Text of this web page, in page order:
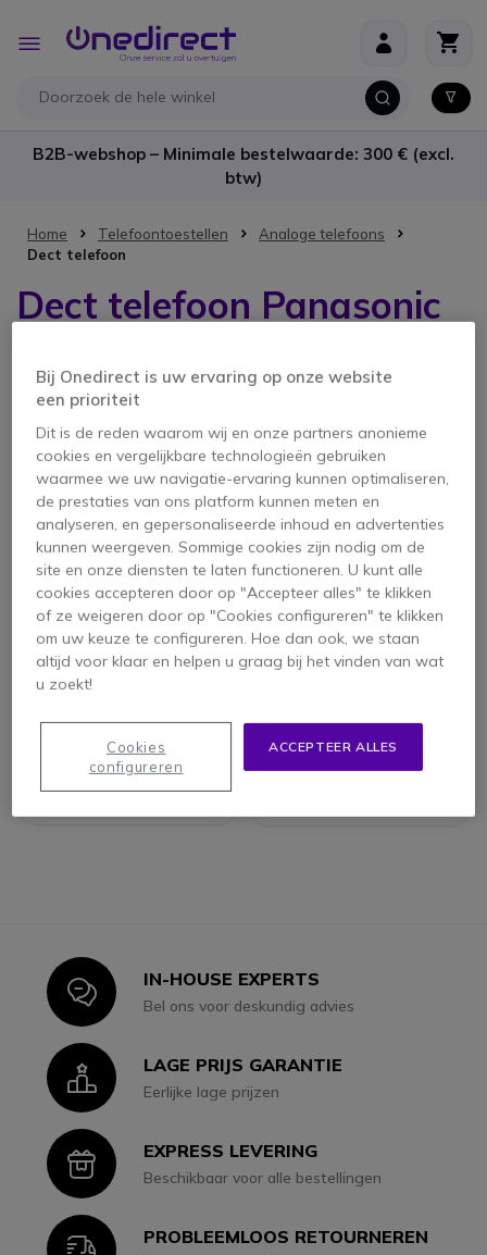
Toggle
Nav
B2B-webshop – Minimale bestelwaarde: 300 € (excl.
btw)
Home Telefoontoestellen
Analoge telefoons
Dect telefoon
Dect telefoon Panasonic
2 producten
Panasonic KX-
TGE310SP
Bekijk alternatieven
Panasonic KX-
4.6 van 10
Reviews
IconIN-HOUSE EXPERTS
Bel ons voor deskundig advies
IconLAGE PRIJS GARANTIE
Eerlijke lage prijzen
IconEXPRESS LEVERING
Beschikbaar voor alle bestellingen
PROBLEEMLOOS RETOURNEREN
Bij Onedirect is uw ervaring op onze website
een prioriteit
Dit is de reden waarom wij en onze partners anonieme
cookies en vergelijkbare technologieën gebruiken
waarmee we uw navigatie-ervaring kunnen optimaliseren,
de prestaties van ons platform kunnen meten en
analyseren, en gepersonaliseerde inhoud en advertenties
kunnen weergeven. Sommige cookies zijn nodig om de
site en onze diensten te laten functioneren. U kunt alle
cookies accepteren door op "Accepteer alles" te klikken
of ze weigeren door op "Cookies configureren" te klikken
om uw keuze te configureren. Hoe dan ook, we staan
altijd voor klaar en helpen u graag bij het vinden van wat
u zoekt!
ACCEPTEER ALLES
Cookies
configureren